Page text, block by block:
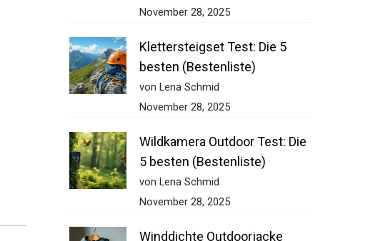
November 28, 2025
Klettersteigset Test: Die 5
besten (Bestenliste)
von Lena Schmid
November 28, 2025
Wildkamera Outdoor Test: Die
5 besten (Bestenliste)
von Lena Schmid
November 28, 2025
Winddichte Outdoorjacke